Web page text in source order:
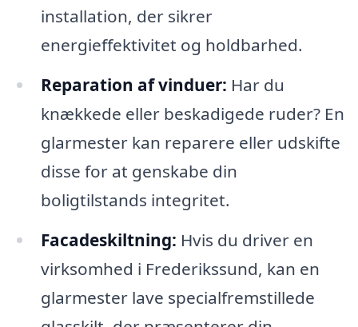
installation, der sikrer
energieffektivitet og holdbarhed.
Reparation af vinduer: Har du
knækkede eller beskadigede ruder? En
glarmester kan reparere eller udskifte
disse for at genskabe din
boligtilstands integritet.
Facadeskiltning: Hvis du driver en
virksomhed i Frederikssund, kan en
glarmester lave specialfremstillede